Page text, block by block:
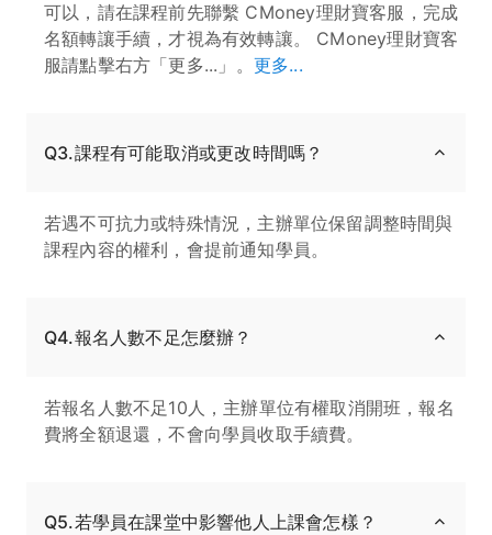
可以，請在課程前先聯繫 CMoney理財寶客服，完成
名額轉讓手續，才視為有效轉讓。 CMoney理財寶客
服請點擊右方「更多...」。 更多...
Q3.課程有可能取消或更改時間嗎？
若遇不可抗力或特殊情況，主辦單位保留調整時間與
課程內容的權利，會提前通知學員。
Q4.報名人數不足怎麼辦？
若報名人數不足10人，主辦單位有權取消開班，報名
費將全額退還，不會向學員收取手續費。
Q5.若學員在課堂中影響他人上課會怎樣？